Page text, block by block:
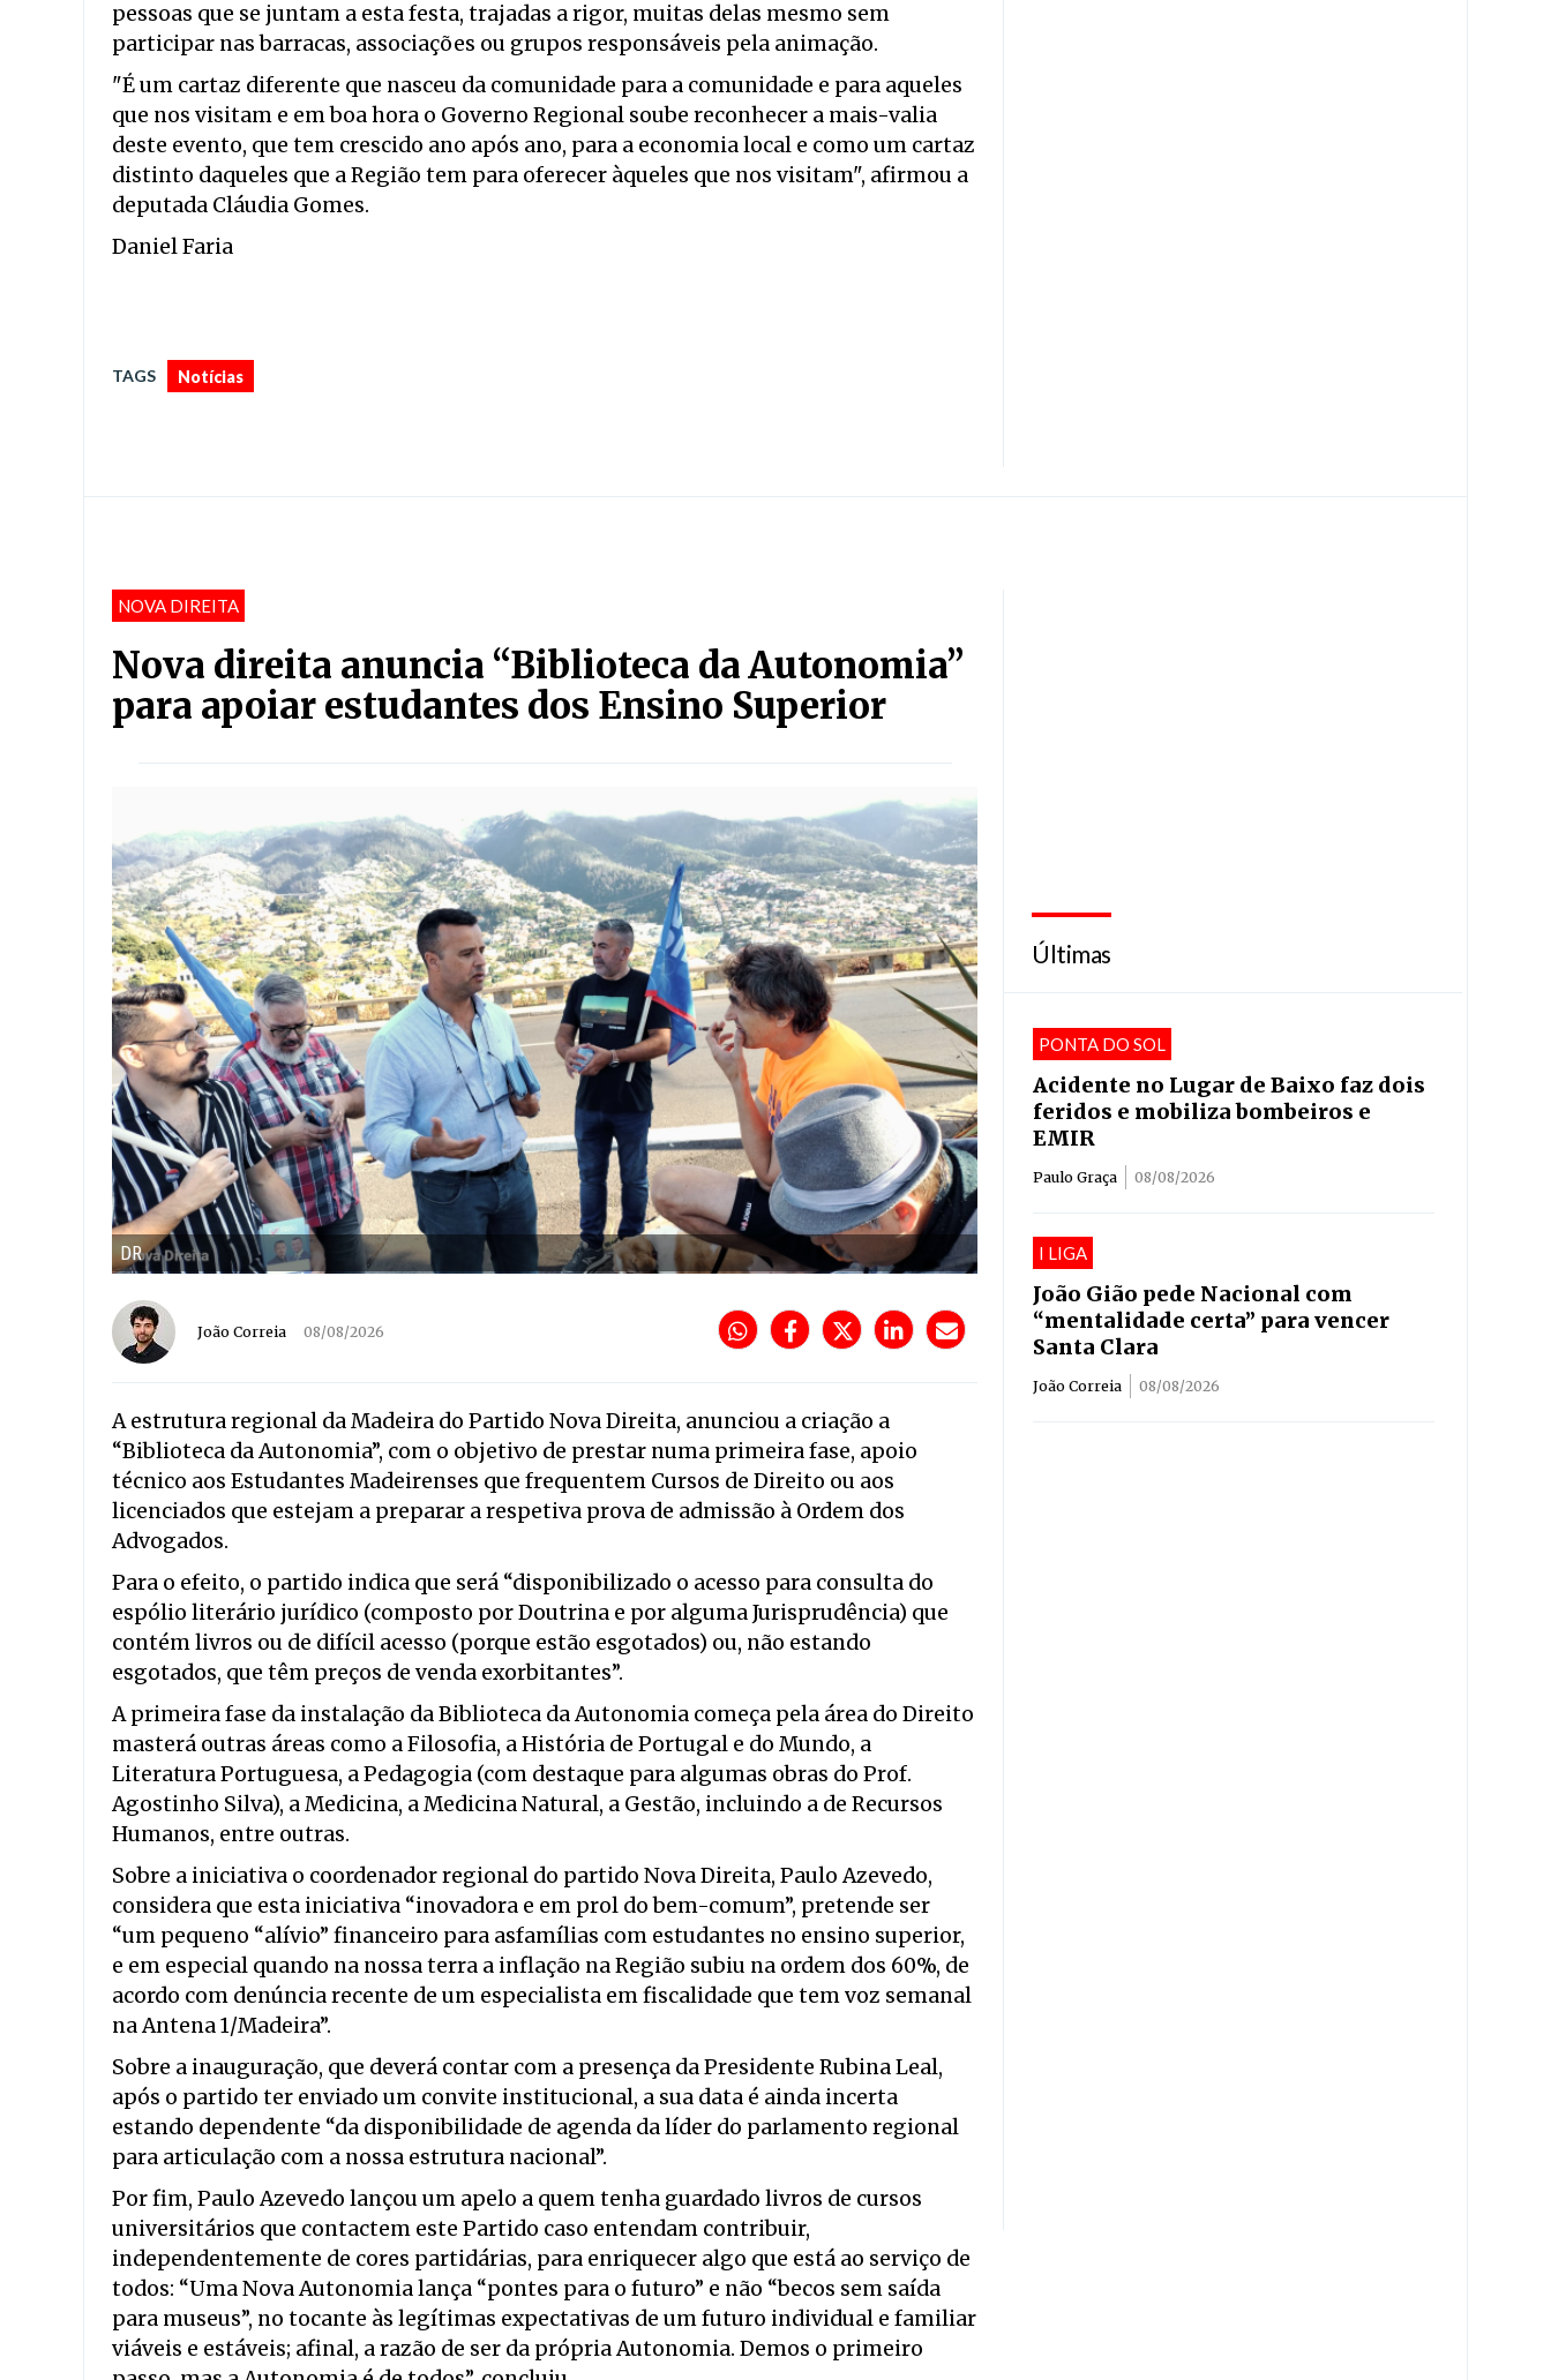
pessoas que se juntam a esta festa, trajadas a rigor, muitas delas mesmo sem
participar nas barracas, associações ou grupos responsáveis pela animação.
"É um cartaz diferente que nasceu da comunidade para a comunidade e para aqueles
que nos visitam e em boa hora o Governo Regional soube reconhecer a mais-valia
deste evento, que tem crescido ano após ano, para a economia local e como um cartaz
distinto daqueles que a Região tem para oferecer àqueles que nos visitam", afirmou a
deputada Cláudia Gomes.
Daniel Faria
TAGS Notícias
NOVA DIREITA
Nova direita anuncia “Biblioteca da Autonomia”
para apoiar estudantes dos Ensino Superior
DR
João Correia 08/08/2026
A estrutura regional da Madeira do Partido Nova Direita, anunciou a criação a
“Biblioteca da Autonomia”, com o objetivo de prestar numa primeira fase, apoio
técnico aos Estudantes Madeirenses que frequentem Cursos de Direito ou aos
licenciados que estejam a preparar a respetiva prova de admissão à Ordem dos
Advogados.
Para o efeito, o partido indica que será “disponibilizado o acesso para consulta do
espólio literário jurídico (composto por Doutrina e por alguma Jurisprudência) que
contém livros ou de difícil acesso (porque estão esgotados) ou, não estando
esgotados, que têm preços de venda exorbitantes”.
A primeira fase da instalação da Biblioteca da Autonomia começa pela área do Direito
masterá outras áreas como a Filosofia, a História de Portugal e do Mundo, a
Literatura Portuguesa, a Pedagogia (com destaque para algumas obras do Prof.
Agostinho Silva), a Medicina, a Medicina Natural, a Gestão, incluindo a de Recursos
Humanos, entre outras.
Sobre a iniciativa o coordenador regional do partido Nova Direita, Paulo Azevedo,
considera que esta iniciativa “inovadora e em prol do bem-comum”, pretende ser
“um pequeno “alívio” financeiro para asfamílias com estudantes no ensino superior,
e em especial quando na nossa terra a inflação na Região subiu na ordem dos 60%, de
acordo com denúncia recente de um especialista em fiscalidade que tem voz semanal
na Antena 1/Madeira”.
Sobre a inauguração, que deverá contar com a presença da Presidente Rubina Leal,
após o partido ter enviado um convite institucional, a sua data é ainda incerta
estando dependente “da disponibilidade de agenda da líder do parlamento regional
para articulação com a nossa estrutura nacional”.
Por fim, Paulo Azevedo lançou um apelo a quem tenha guardado livros de cursos
universitários que contactem este Partido caso entendam contribuir,
independentemente de cores partidárias, para enriquecer algo que está ao serviço de
todos: “Uma Nova Autonomia lança “pontes para o futuro” e não “becos sem saída
para museus”, no tocante às legítimas expectativas de um futuro individual e familiar
viáveis e estáveis; afinal, a razão de ser da própria Autonomia. Demos o primeiro
Últimas
PONTA DO SOL
Acidente no Lugar de Baixo faz dois
feridos e mobiliza bombeiros e
EMIR
Paulo Graça 08/08/2026
I LIGA
João Gião pede Nacional com
“mentalidade certa” para vencer
Santa Clara
João Correia 08/08/2026